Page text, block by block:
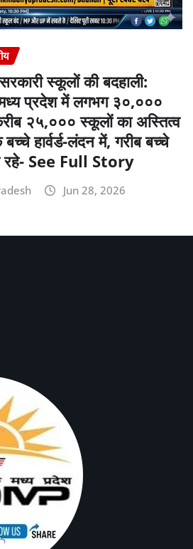
स्कूलों की बदहाली:
प्रदेश में लगभग ३०,०००
२५,००० स्कूलों का अस्तित्व
हार्वर्ड-लंदन में, गरीब बच्चे
रहे- See Full Story
Jun 28, 2026